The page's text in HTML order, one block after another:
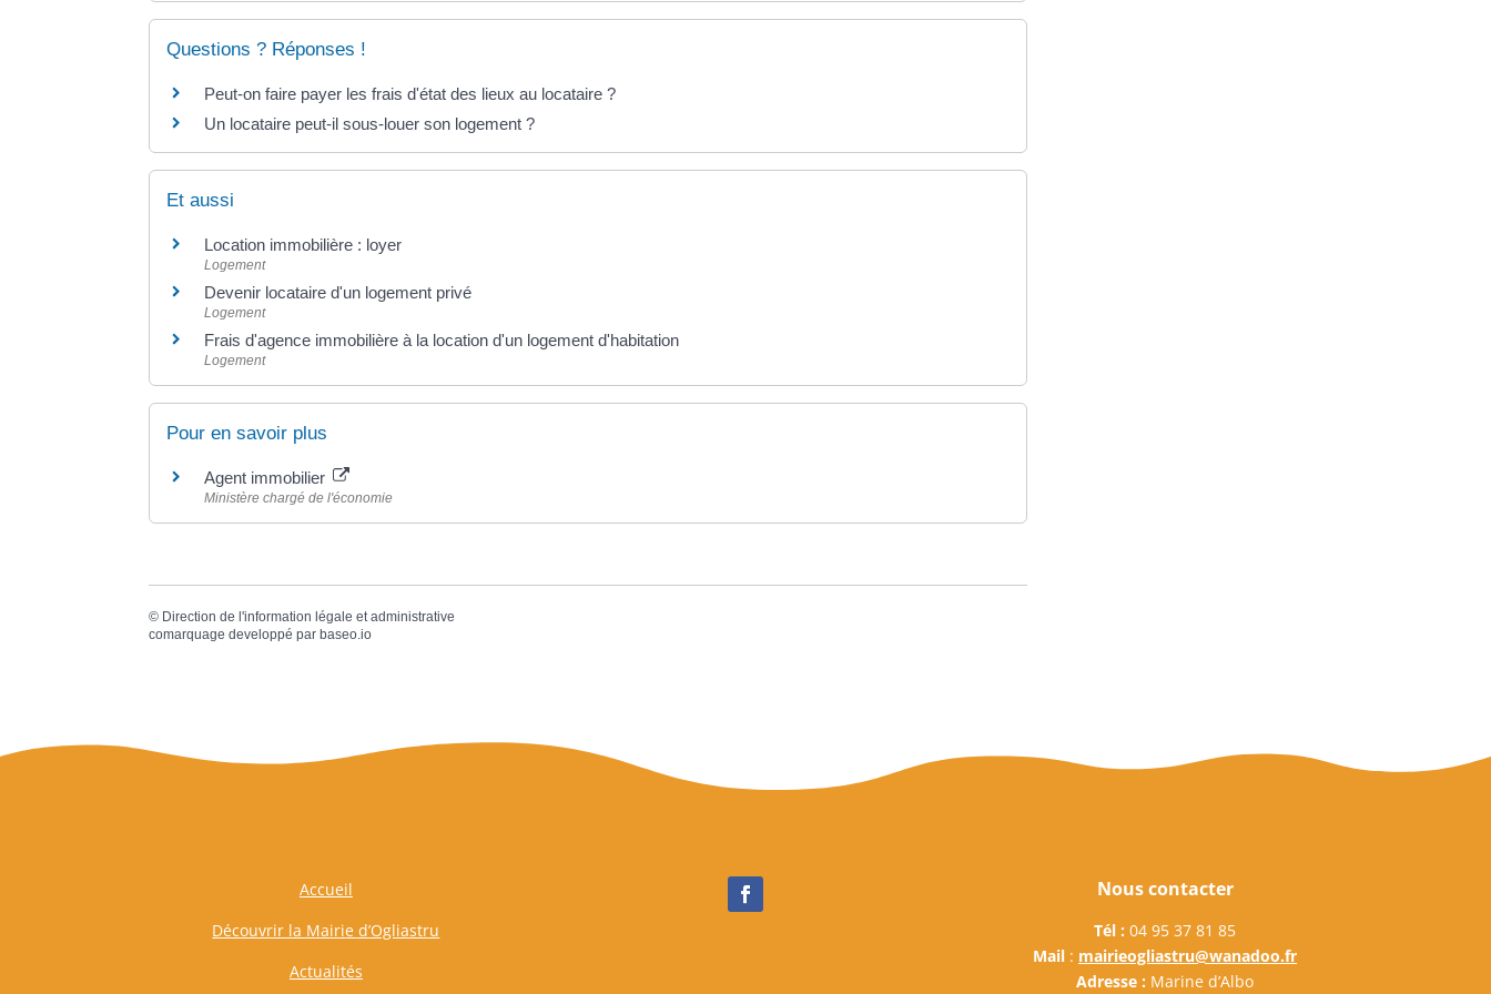
Questions ? Réponses !
Peut-on faire payer les frais d'état des lieux au locataire ?
Un locataire peut-il sous-louer son logement ?
Et aussi
Location immobilière : loyer
Logement
Devenir locataire d'un logement privé
Logement
Frais d'agence immobilière à la location d'un logement d'habitation
Logement
Pour en savoir plus
Agent immobilier
Ministère chargé de l'économie
© Direction de l'information légale et administrative
comarquage developpé par baseo.io
Accueil
Découvrir la Mairie d’Ogliastru
Actualités
Nous contacter
Tél : 04 95 37 81 85
Mail : mairieogliastru@wanadoo.fr
Adresse : Marine d’Albo